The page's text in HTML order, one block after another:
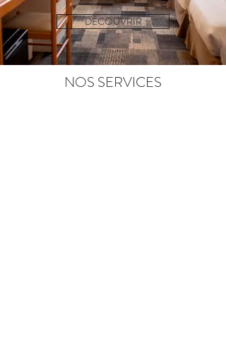
DÉCOUVRIR
NOS SERVICES